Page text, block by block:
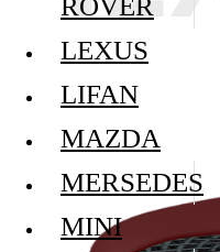
ROVER
LEXUS
LIFAN
MAZDA
MERSEDES
MINI